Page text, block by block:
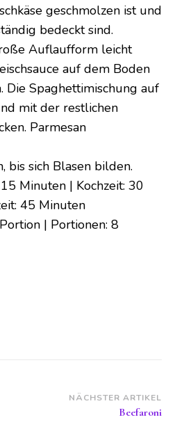
geschmolzen ist und
bedeckt sind.
Auflaufform leicht
auf dem Boden
Die Spaghettimischung auf
mit der restlichen
Parmesan
bis sich Blasen bilden.
Minuten | Kochzeit: 30
45 Minuten
| Portionen: 8
NÄCHSTER ARTIKEL
Beefaroni